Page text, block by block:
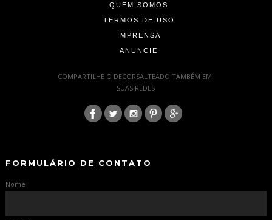
QUEM SOMOS
TERMOS DE USO
IMPRENSA
ANUNCIE
COMPARTILHE O DECORSALTEADO TAMBÉM EM
SUAS REDES
FORMULÁRIO DE CONTATO
Nome